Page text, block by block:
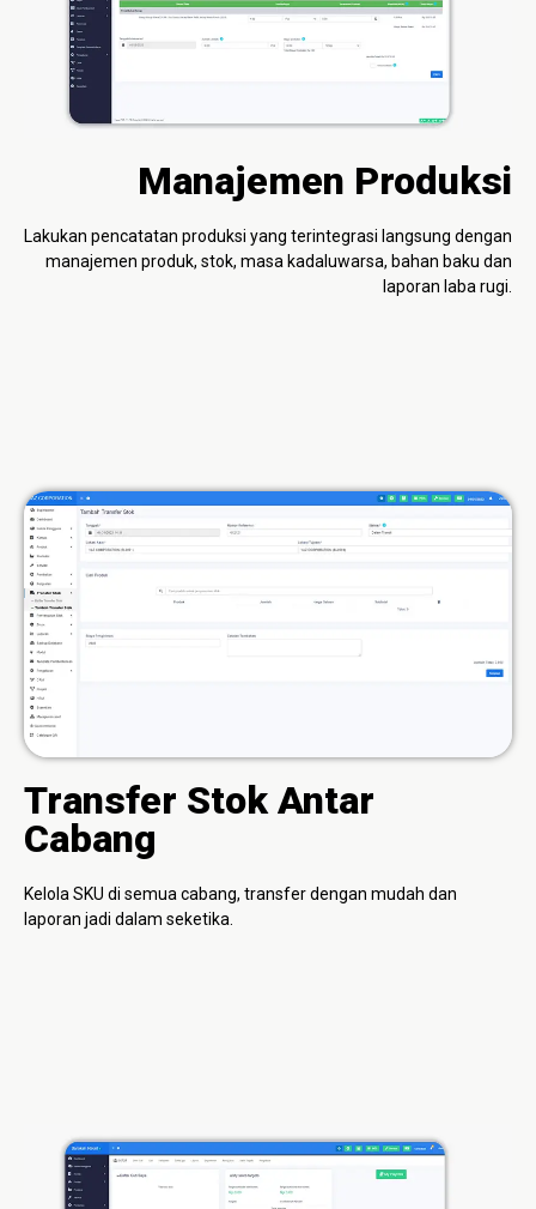
Manajemen Produksi
Lakukan pencatatan produksi yang terintegrasi langsung dengan
manajemen produk, stok, masa kadaluwarsa, bahan baku dan
laporan laba rugi.
Transfer Stok Antar
Cabang
Kelola SKU di semua cabang, transfer dengan mudah dan
laporan jadi dalam seketika.